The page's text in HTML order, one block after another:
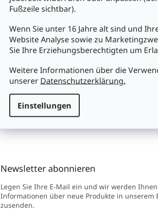
Fußzeile sichtbar).
Wenn Sie unter 16 Jahre alt sind und
Website Analyse sowie zu
Sie Ihre Erziehungsberechtigten um
Weitere Informationen über die
unserer Datenschutzerklärung.
Einstellungen
(0049) 7161 / 96417-0
FOLGE UNS AUF
Facebook
Instagram
YouTube
großes
und
Newsletter abonnieren
Legen Sie Ihre E-Mail ein und wir werden Ihnen
Informationen über neue Produkte in unserem
zusenden.